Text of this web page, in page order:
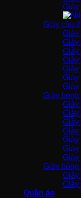
Giày
Giày cầu
Giày
Giày
Giày
Giày
Giày
Giày
Giày
Giày bóng
Giày
Giày
Giày
Giày
Giày
Giày
Giày
Giày bóng
Giày
Giày
Quần áo